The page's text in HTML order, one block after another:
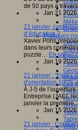
Pratiques
Les
Web
de 50 pays à
Jan 21 2026
21 janvier,
d’éducation ?
Xavier Pons
dans leurs
puzzle… En savoir
Jan 19 2026
21 janvier : "Faites
d'orientation 100%
À J-5 de
Entreprise (JAE),
janvier la
Jan 15 2026
21 janvier :